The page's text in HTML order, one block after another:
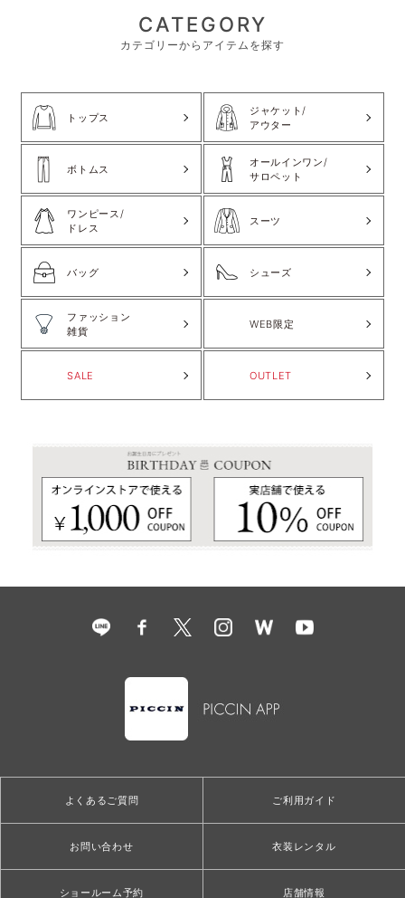
CATEGORY
カテゴリーからアイテムを探す
トップス
ジャケット/
アウター
ボトムス
オールインワン/
サロペット
ワンピース/
ドレス
スーツ
バッグ シューズ
ファッション
雑貨
WEB限定
SALE OUTLET
よくあるご質問 ご利用ガイド
お問い合わせ 衣装レンタル
ショールーム予約 店舗情報